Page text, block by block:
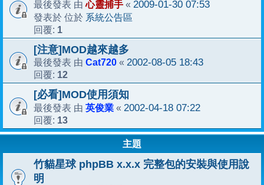
最後發表 由心靈捕手 « 2009-01-30 07:53
發表於 位於 系統公告區
回覆: 1
[注意]MOD越來越多
最後發表 由 Cat720 « 2002-08-05 18:43
回覆: 12
[必看]MOD使用須知
最後發表 由 英俊業 « 2002-04-18 07:22
回覆: 13
主題
竹貓星球 phpBB x.x.x 完整包的安裝與使用說
明